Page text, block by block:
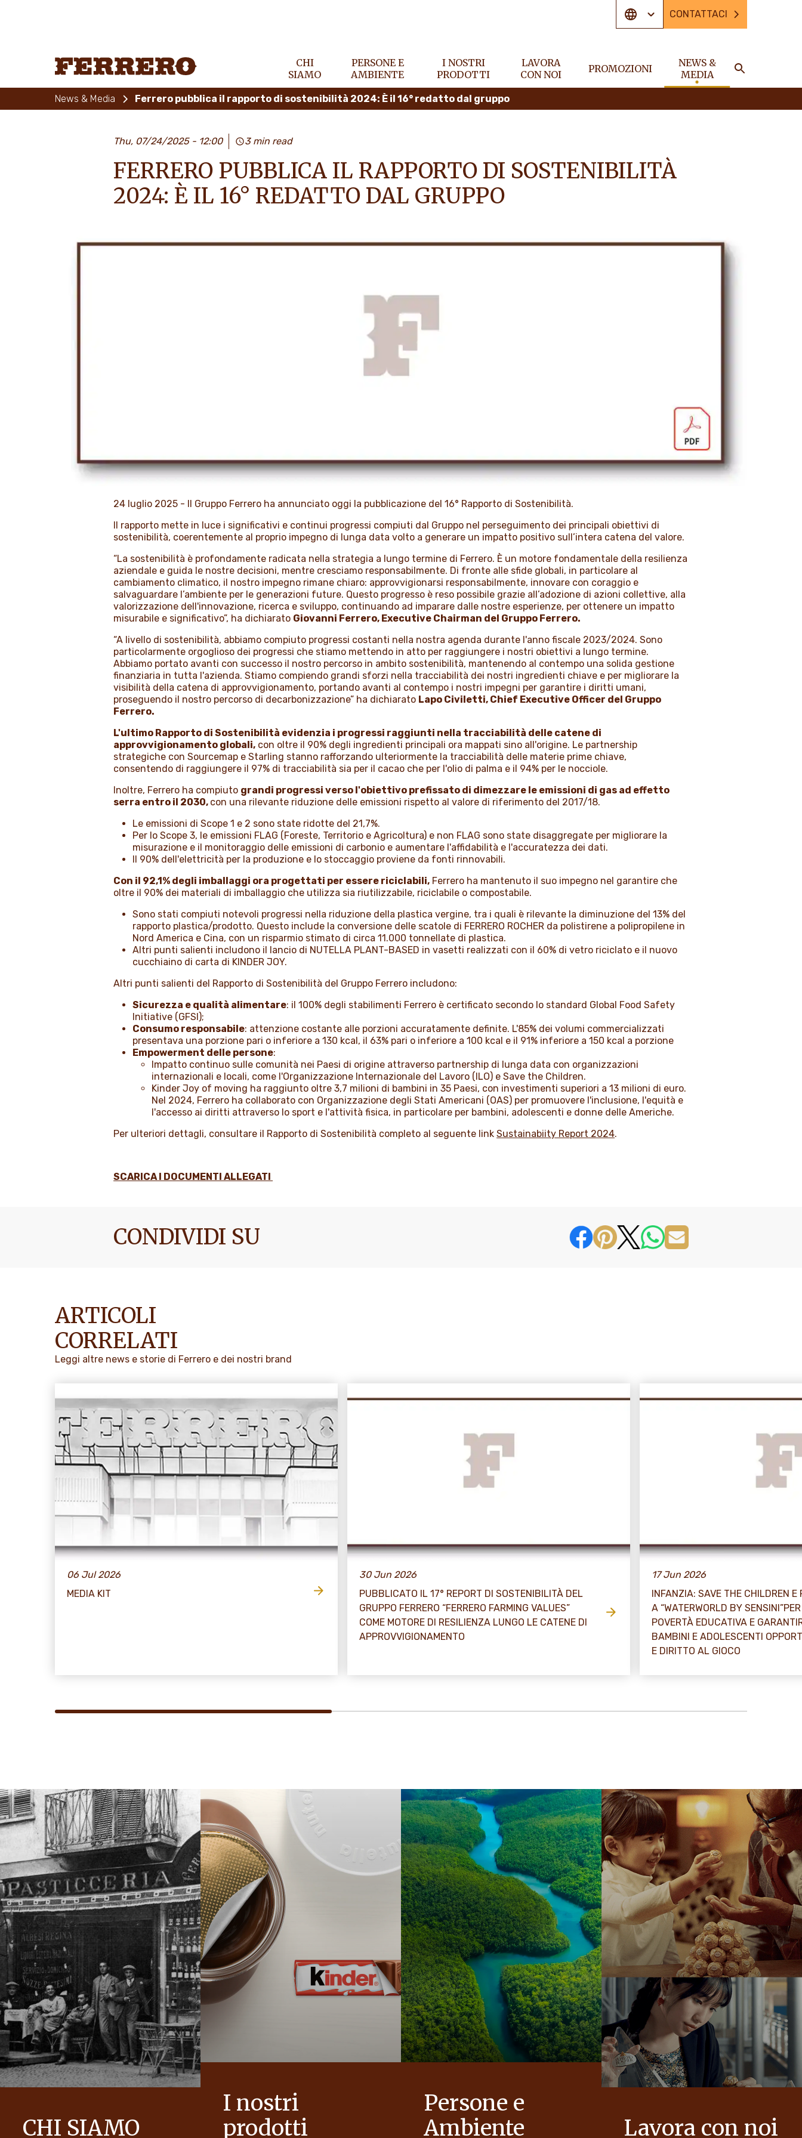
CHI
SIAMO
PERSONE E
AMBIENTE
I NOSTRI
PRODOTTI
LAVORA
CON NOI
PROMOZIONI
NEWS &
MEDIA
CONTATTACI
News & Media Ferrero pubblica il rapporto di sostenibilità 2024: È il 16° redatto dal gruppo
Thu, 07/24/2025 - 12:00 3 min read
FERRERO PUBBLICA IL RAPPORTO DI SOSTENIBILITÀ
2024: È IL 16° REDATTO DAL GRUPPO
24 luglio 2025 - Il Gruppo Ferrero ha annunciato oggi la pubblicazione del 16° Rapporto di Sostenibilità.
Il rapporto mette in luce i significativi e continui progressi compiuti dal Gruppo nel perseguimento dei principali obiettivi di
sostenibilità, coerentemente al proprio impegno di lunga data volto a generare un impatto positivo sull’intera catena del valore.
“La sostenibilità è profondamente radicata nella strategia a lungo termine di Ferrero. È un motore fondamentale della resilienza
aziendale e guida le nostre decisioni, mentre cresciamo responsabilmente. Di fronte alle sfide globali, in particolare al
cambiamento climatico, il nostro impegno rimane chiaro: approvvigionarsi responsabilmente, innovare con coraggio e
salvaguardare l’ambiente per le generazioni future. Questo progresso è reso possibile grazie all’adozione di azioni collettive, alla
valorizzazione dell'innovazione, ricerca e sviluppo, continuando ad imparare dalle nostre esperienze, per ottenere un impatto
misurabile e significativo”, ha dichiarato Giovanni Ferrero, Executive Chairman del Gruppo Ferrero.
“A livello di sostenibilità, abbiamo compiuto progressi costanti nella nostra agenda durante l'anno fiscale 2023/2024. Sono
particolarmente orgoglioso dei progressi che stiamo mettendo in atto per raggiungere i nostri obiettivi a lungo termine.
Abbiamo portato avanti con successo il nostro percorso in ambito sostenibilità, mantenendo al contempo una solida gestione
finanziaria in tutta l'azienda. Stiamo compiendo grandi sforzi nella tracciabilità dei nostri ingredienti chiave e per migliorare la
visibilità della catena di approvvigionamento, portando avanti al contempo i nostri impegni per garantire i diritti umani,
proseguendo il nostro percorso di decarbonizzazione” ha dichiarato Lapo Civiletti, Chief Executive Officer del Gruppo
Ferrero.
L'ultimo Rapporto di Sostenibilità evidenzia i progressi raggiunti nella tracciabilità delle catene di
approvvigionamento globali, con oltre il 90% degli ingredienti principali ora mappati sino all'origine. Le partnership
strategiche con Sourcemap e Starling stanno rafforzando ulteriormente la tracciabilità delle materie prime chiave,
consentendo di raggiungere il 97% di tracciabilità sia per il cacao che per l'olio di palma e il 94% per le nocciole.
Inoltre, Ferrero ha compiuto grandi progressi verso l'obiettivo prefissato di dimezzare le emissioni di gas ad effetto
serra entro il 2030, con una rilevante riduzione delle emissioni rispetto al valore di riferimento del 2017/18.
Le emissioni di Scope 1 e 2 sono state ridotte del 21,7%.
Per lo Scope 3, le emissioni FLAG (Foreste, Territorio e Agricoltura) e non FLAG sono state disaggregate per migliorare la
misurazione e il monitoraggio delle emissioni di carbonio e aumentare l'affidabilità e l'accuratezza dei dati.
Il 90% dell'elettricità per la produzione e lo stoccaggio proviene da fonti rinnovabili.
Con il 92,1% degli imballaggi ora progettati per essere riciclabili, Ferrero ha mantenuto il suo impegno nel garantire che
oltre il 90% dei materiali di imballaggio che utilizza sia riutilizzabile, riciclabile o compostabile.
Sono stati compiuti notevoli progressi nella riduzione della plastica vergine, tra i quali è rilevante la diminuzione del 13% del
rapporto plastica/prodotto. Questo include la conversione delle scatole di FERRERO ROCHER da polistirene a polipropilene in
Nord America e Cina, con un risparmio stimato di circa 11.000 tonnellate di plastica.
Altri punti salienti includono il lancio di NUTELLA PLANT-BASED in vasetti realizzati con il 60% di vetro riciclato e il nuovo
cucchiaino di carta di KINDER JOY.
Altri punti salienti del Rapporto di Sostenibilità del Gruppo Ferrero includono:
Sicurezza e qualità alimentare: il 100% degli stabilimenti Ferrero è certificato secondo lo standard Global Food Safety
Initiative (GFSI);
Consumo responsabile: attenzione costante alle porzioni accuratamente definite. L'85% dei volumi commercializzati
presentava una porzione pari o inferiore a 130 kcal, il 63% pari o inferiore a 100 kcal e il 91% inferiore a 150 kcal a porzione
Empowerment delle persone:
Impatto continuo sulle comunità nei Paesi di origine attraverso partnership di lunga data con organizzazioni
internazionali e locali, come l'Organizzazione Internazionale del Lavoro (ILO) e Save the Children.
Kinder Joy of moving ha raggiunto oltre 3,7 milioni di bambini in 35 Paesi, con investimenti superiori a 13 milioni di euro.
Nel 2024, Ferrero ha collaborato con Organizzazione degli Stati Americani (OAS) per promuovere l'inclusione, l'equità e
l'accesso ai diritti attraverso lo sport e l'attività fisica, in particolare per bambini, adolescenti e donne delle Americhe.
Per ulteriori dettagli, consultare il Rapporto di Sostenibilità completo al seguente linkSustainabiity Report 2024.
SCARICA I DOCUMENTI ALLEGATI
CONDIVIDI SU
ARTICOLI
CORRELATI
Leggi altre news e storie di Ferrero e dei nostri brand
06 Jul 2026
MEDIA KIT
30 Jun 2026
PUBBLICATO IL 17° REPORT DI SOSTENIBILITÀ DEL
GRUPPO FERRERO “FERRERO FARMING VALUES”
COME MOTORE DI RESILIENZA LUNGO LE CATENE DI
APPROVVIGIONAMENTO
17 Jun 2026
INFANZIA: SAVE THE CHILDREN E
A “WATERWORLD BY
POVERTÀ EDUCATIVA E
BAMBINI E ADOLESCENTI
E DIRITTO AL GIOCO
CHI SIAMO
I nostri
prodotti
Persone e
Ambiente
Lavora con noi